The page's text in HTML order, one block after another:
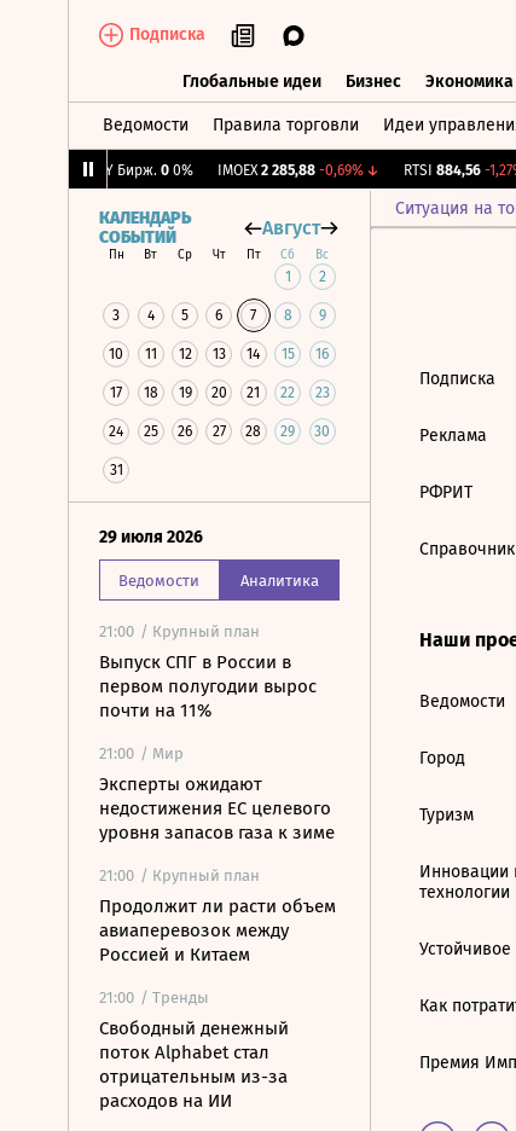
Подписка
Глобальные идеи Бизнес Экономика
Ведомости Правила торговли Идеи
CNY Бирж. 0 0% IMOEX 2 285,88 -0,69%↓ RTSI 884,56 -1,27%
Ситуация на
КАЛЕНДАРЬ
СОБЫТИЙ
Август
Пн Вт Ср Чт Пт Сб Вс
1 2
3 4 5 6 7 8 9
10 11 12 13 14 15 16
17 18 19 20 21 22 23
24 25 26 27 28 29 30
31
29 июля 2026
Ведомости Аналитика
21:00 / Крупный план
Выпуск СПГ в России в
первом полугодии вырос
почти на 11%
21:00 / Мир
Эксперты ожидают
недостижения ЕС целевого
уровня запасов газа к зиме
21:00 / Крупный план
Продолжит ли расти объем
авиаперевозок между
Россией и Китаем
21:00 / Тренды
Свободный денежный
поток Alphabet стал
отрицательным из-за
расходов на ИИ
Подписка
Реклама
РФРИТ
Наши
Ведомости
Город
Туризм
Инновации
технологии
Устойчивое
Как
Премия